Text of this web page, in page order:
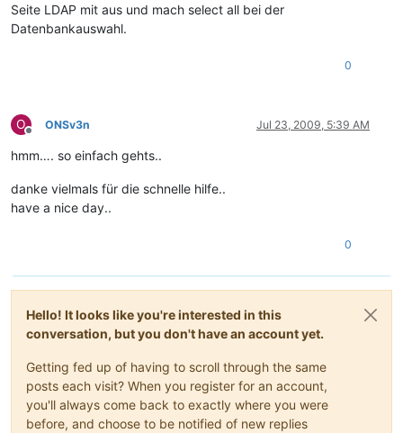
Seite LDAP mit aus und mach select all bei der
Datenbankauswahl.
0
O
Offline
ONSv3n Jul 23, 2009, 5:39 AM
hmm…. so einfach gehts..
danke vielmals für die schnelle hilfe..
have a nice day..
0
Hello! It looks like you're interested in this
conversation, but you don't have an account yet.
Getting fed up of having to scroll through the same
posts each visit? When you register for an account,
you'll always come back to exactly where you were
before, and choose to be notified of new replies